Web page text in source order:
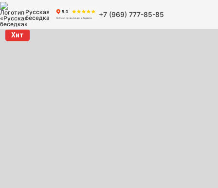
Русская
беседка
+7 (969) 777-85-85
Хит